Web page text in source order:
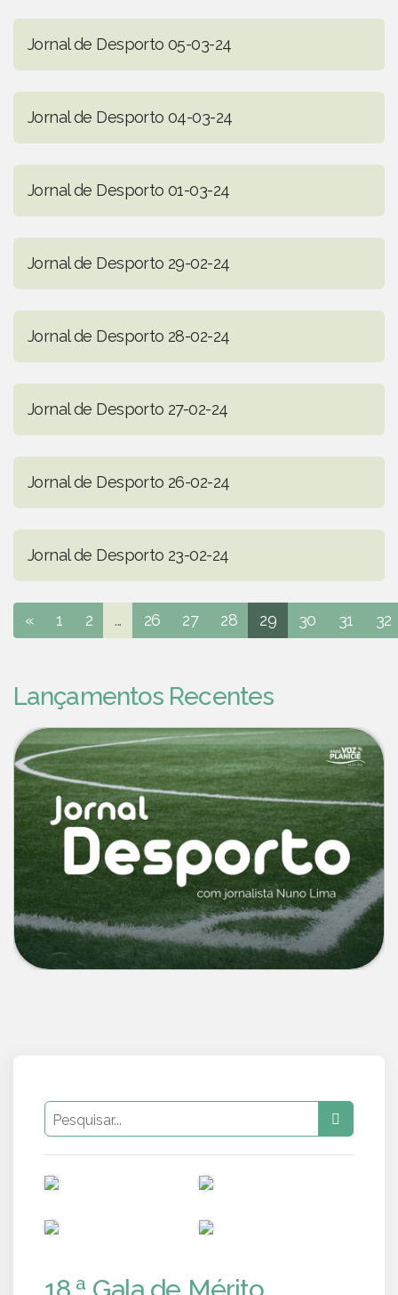
Jornal de Desporto 05-03-24
Jornal de Desporto 04-03-24
Jornal de Desporto 01-03-24
Jornal de Desporto 29-02-24
Jornal de Desporto 28-02-24
Jornal de Desporto 27-02-24
Jornal de Desporto 26-02-24
Jornal de Desporto 23-02-24
« 1 2 ... 26 27 28 29 30 31 32
Lançamentos Recentes